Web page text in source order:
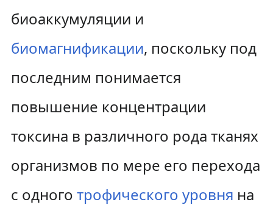
и
и
биоаккумуляции и
биомагнификации, поскольку под
последним понимается
повышение концентрации
токсина в различного рода тканях
организмов по мере его перехода
с одного трофического уровня на